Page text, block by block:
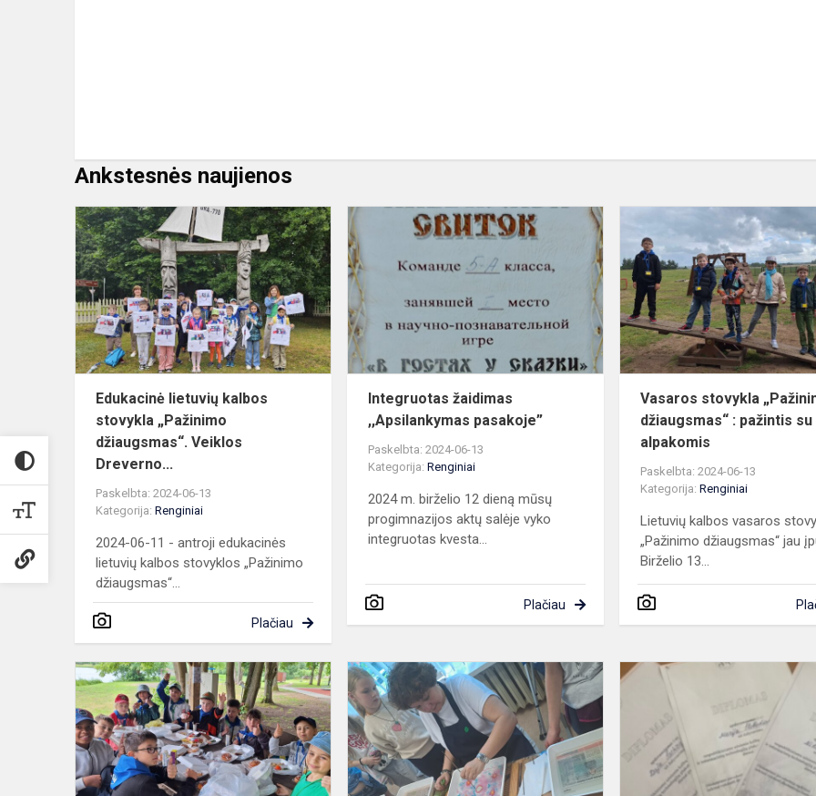
Ankstesnės naujienos
Edukacinė
lietuvių
kalbos
stovykla
„Pažinimo
džiaugsmas“....
Edukacinė lietuvių kalbos
stovykla „Pažinimo
džiaugsmas“. Veiklos
Dreverno...
Paskelbta: 2024-06-13
Kategorija: Renginiai
2024-06-11 - antroji edukacinės
lietuvių kalbos stovyklos „Pažinimo
džiaugsmas“...
Plačiau
Integruotas
žaidimas
,,Apsilankymas
pasakoje”
Integruotas žaidimas
,,Apsilankymas pasakoje”
Paskelbta: 2024-06-13
Kategorija:Renginiai
2024 m. birželio 12 dieną mūsų
progimnazijos aktų salėje vyko
integruotas kvesta...
Plačiau
Vasaros stovykla
džiaugsmas“ : pažintis su
alpakomis
Paskelbta: 2024-06-13
Kategorija:Renginiai
Lietuvių kalbos vasaros
„Pažinimo džiaugsmas“ jau
Birželio 13...
Lietuvių
kalbos
vasaros
stovykla
,,Pažinimo
džiaugsmas...
Projektas
,,Bendradarbiavimas
sienų”